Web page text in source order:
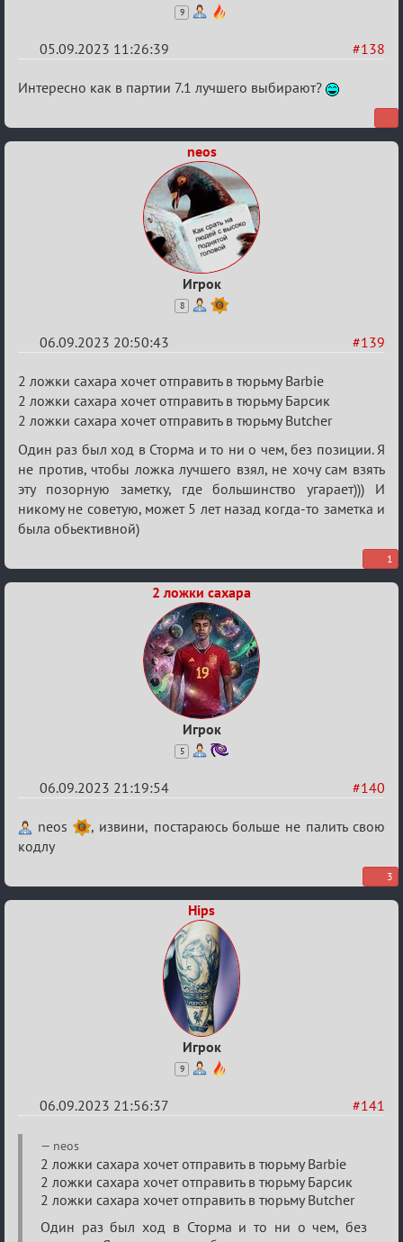
9
#138
05.09.2023 11:26:39
Re:
XI
Интересно как в партии 7.1 лучшего выбирают?
neos
Игрок
8
#139
06.09.2023 20:50:43
Re:
Waiting
XI
2 ложки сахара хочет отправить в тюрьму Barbie
2 ложки сахара хочет отправить в тюрьму Барсик
2 ложки сахара хочет отправить в тюрьму Butcher
Один раз был ход в Сторма и то ни о чем, без позиции. Я
не против, чтобы ложка лучшего взял, не хочу сам взять
эту позорную заметку, где большинство угарает))) И
никому не советую, может 5 лет назад когда-то заметка и
была обьективной)
1
2 ложки сахара
Игрок
5
#140
06.09.2023 21:19:54
Re:
Waiting
neos
, извини, постараюсь больше не палить свою
кодлу
3
Hips
Игрок
9
#141
06.09.2023 21:56:37
Re:
Waiting
neos
2 ложки сахара хочет отправить в тюрьму Barbie
2 ложки сахара хочет отправить в тюрьму Барсик
2 ложки сахара хочет отправить в тюрьму Butcher
Один раз был ход в Сторма и то ни о чем, без